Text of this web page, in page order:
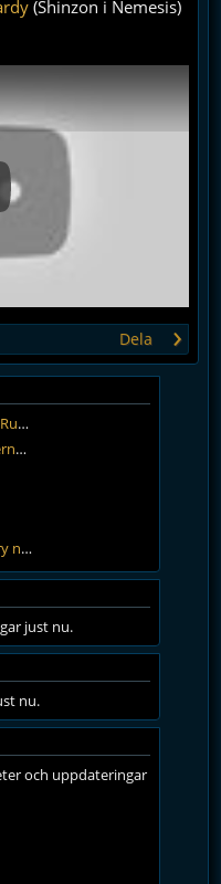
(Shinzon i Nemesis)
Dela ›
Help
just nu.
nu.
och uppdateringar